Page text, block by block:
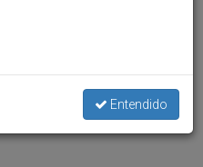
Entendido